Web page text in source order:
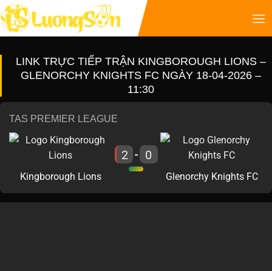
LINK TRỰC TIẾP TRẬN KINGBOROUGH LIONS –
GLENORCHY KNIGHTS FC NGÀY 18-04-2026 –
11:30
TAS PREMIER LEAGUE
Kingborough Lions
2 - 0
Glenorchy Knights FC